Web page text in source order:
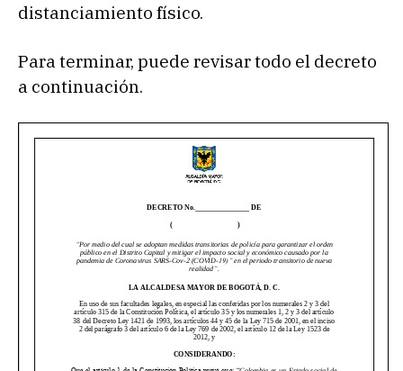
distanciamiento físico.
Para terminar, puede revisar todo el decreto
a continuación.